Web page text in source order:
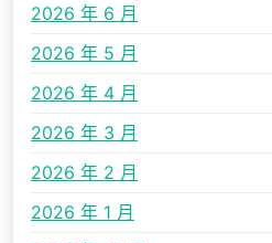
2026 年 6 月
2026 年 5 月
2026 年 4 月
2026 年 3 月
2026 年 2 月
2026 年 1 月